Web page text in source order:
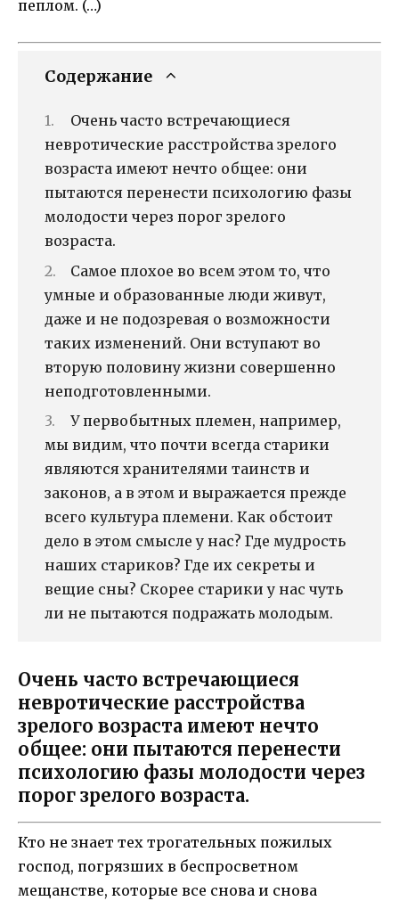
пеплом. (…)
Содержание
Очень часто встречающиеся
невротические расстройства зрелого
возраста имеют нечто общее: они
пытаются перенести психологию фазы
молодости через порог зрелого
возраста.
Самое плохое во всем этом то, что
умные и образованные люди живут,
даже и не подозревая о возможности
таких изменений. Они вступают во
вторую половину жизни совершенно
неподготовленными.
У первобытных племен, например,
мы видим, что почти всегда старики
являются хранителями таинств и
законов, а в этом и выражается прежде
всего культура племени. Как обстоит
дело в этом смысле у нас? Где мудрость
наших стариков? Где их секреты и
вещие сны? Скорее старики у нас чуть
ли не пытаются подражать молодым.
Очень часто встречающиеся
невротические расстройства
зрелого возраста имеют нечто
общее: они пытаются перенести
психологию фазы молодости через
порог зрелого возраста.
Кто не знает тех трогательных пожилых
господ, погрязших в беспросветном
мещанстве, которые все снова и снова